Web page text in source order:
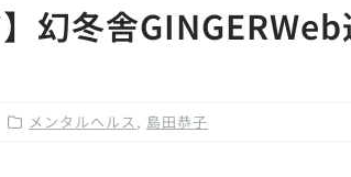
】幻冬舎
メンタルヘルス, 島田恭子